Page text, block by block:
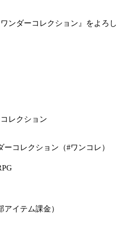
ンダーコレクション』をよろし
ーコレクション（#ワンコレ）
イテム課金）